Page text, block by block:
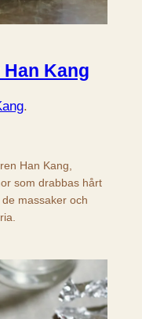
Kang
.
Han Kang,
som drabbas hårt
massaker och